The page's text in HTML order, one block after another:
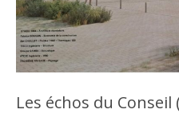
Les échos du